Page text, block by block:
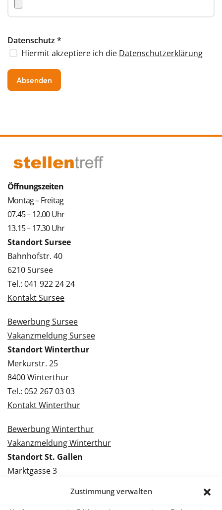
Zustimmung verwalten
Datenschutz*
Hiermit akzeptiere ich die Datenschutzerklärung
Öffnungszeiten
Montag – Freitag
07.45 – 12.00 Uhr
13.15 – 17.30 Uhr
Standort Sursee
Bahnhofstr. 40
6210 Sursee
Tel.: 041 922 24 24
Kontakt Sursee
Bewerbung Sursee
Vakanzmeldung Sursee
Standort Winterthur
Merkurstr. 25
8400 Winterthur
Tel.: 052 267 03 03
Kontakt Winterthur
Bewerbung Winterthur
Vakanzmeldung Winterthur
Standort St. Gallen
Marktgasse 3